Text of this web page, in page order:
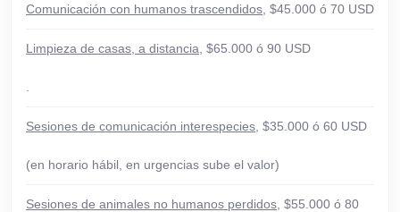
Comunicación con humanos trascendidos , $45.000 ó 70 USD
Limpieza de casas, a distancia , $65.000 ó 90 USD
Sesiones de comunicación interespecies , $35.000 ó 60 USD
(en horario hábil, en urgencias sube el valor)
Sesiones de animales no humanos perdidos , $55.000 ó 80